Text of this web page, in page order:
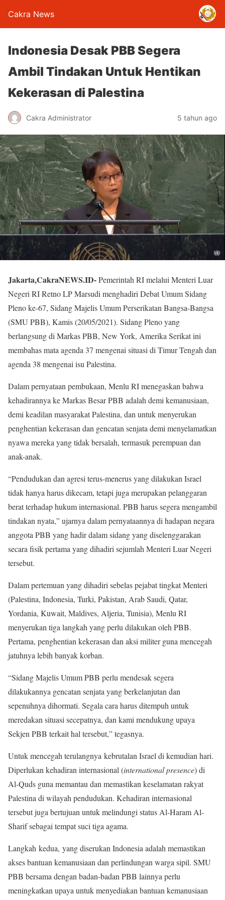
Cakra News
Indonesia Desak PBB Segera
Ambil Tindakan Untuk Hentikan
Kekerasan di Palestina
Cakra Administrator 5 tahun ago
Jakarta,CakraNEWS.ID-Pemerintah RI melalui Menteri Luar
Negeri RI Retno LP Marsudi menghadiri Debat Umum Sidang
Pleno ke-67, Sidang Majelis Umum Perserikatan Bangsa-Bangsa
(SMU PBB), Kamis (20/05/2021). Sidang Pleno yang
berlangsung di Markas PBB, New York, Amerika Serikat ini
membahas mata agenda 37 mengenai situasi di Timur Tengah dan
agenda 38 mengenai isu Palestina.
Dalam pernyataan pembukaan, Menlu RI menegaskan bahwa
kehadirannya ke Markas Besar PBB adalah demi kemanusiaan,
demi keadilan masyarakat Palestina, dan untuk menyerukan
penghentian kekerasan dan gencatan senjata demi menyelamatkan
nyawa mereka yang tidak bersalah, termasuk perempuan dan
anak-anak.
“Pendudukan dan agresi terus-menerus yang dilakukan Israel
tidak hanya harus dikecam, tetapi juga merupakan pelanggaran
berat terhadap hukum internasional. PBB harus segera mengambil
tindakan nyata,” ujarnya dalam pernyataannya di hadapan negara
anggota PBB yang hadir dalam sidang yang diselenggarakan
secara fisik pertama yang dihadiri sejumlah Menteri Luar Negeri
tersebut.
Dalam pertemuan yang dihadiri sebelas pejabat tingkat Menteri
(Palestina, Indonesia, Turki, Pakistan, Arab Saudi, Qatar,
Yordania, Kuwait, Maldives, Aljeria, Tunisia), Menlu RI
menyerukan tiga langkah yang perlu dilakukan oleh PBB.
Pertama, penghentian kekerasan dan aksi militer guna mencegah
jatuhnya lebih banyak korban.
“Sidang Majelis Umum PBB perlu mendesak segera
dilakukannya gencatan senjata yang berkelanjutan dan
sepenuhnya dihormati. Segala cara harus ditempuh untuk
meredakan situasi secepatnya, dan kami mendukung upaya
Sekjen PBB terkait hal tersebut,” tegasnya.
Untuk mencegah terulangnya kebrutalan Israel di kemudian hari.
Diperlukan kehadiran internasional (international presence) di
Al-Quds guna memantau dan memastikan keselamatan rakyat
Palestina di wilayah pendudukan. Kehadiran internasional
tersebut juga bertujuan untuk melindungi status Al-Haram Al-
Sharif sebagai tempat suci tiga agama.
Langkah kedua, yang diserukan Indonesia adalah memastikan
akses bantuan kemanusiaan dan perlindungan warga sipil. SMU
PBB bersama dengan badan-badan PBB lainnya perlu
meningkatkan upaya untuk menyediakan bantuan kemanusiaan